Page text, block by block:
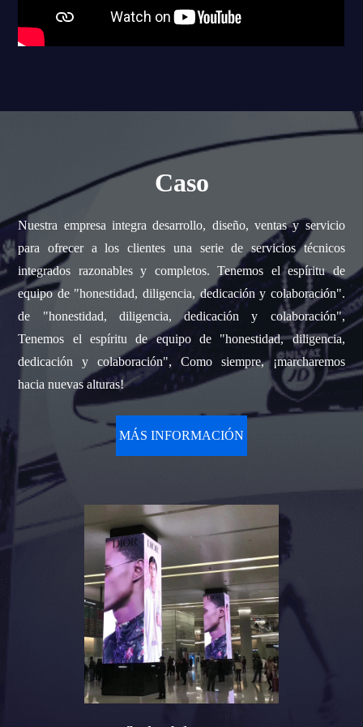
Caso
Nuestra empresa integra desarrollo, diseño, ventas y servicio
para ofrecer a los clientes una serie de servicios técnicos
integrados razonables y completos. Tenemos el espíritu de
equipo de "honestidad, diligencia, dedicación y colaboración".
de "honestidad, diligencia, dedicación y colaboración",
Tenemos el espíritu de equipo de "honestidad, diligencia,
dedicación y colaboración", Como siempre, ¡marcharemos
hacia nuevas alturas!
MÁS INFORMACIÓN